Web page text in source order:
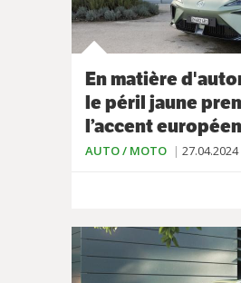
En matière
le péril jaune
l’accent européen
AUTO / MOTO 27.04.2024